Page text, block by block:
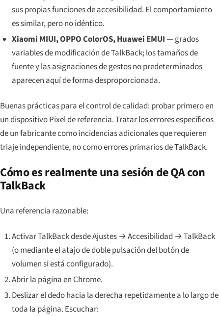
sus propias funciones de accesibilidad. El comportamiento
es similar, pero no idéntico.
Xiaomi MIUI, OPPO ColorOS, Huawei EMUI— grados
variables de modificación de TalkBack; los tamaños de
fuente y las asignaciones de gestos no predeterminados
aparecen aquí de forma desproporcionada.
Buenas prácticas para el control de calidad: probar primero en
un dispositivo Pixel de referencia. Tratar los errores específicos
de un fabricante como incidencias adicionales que requieren
triaje independiente, no como errores primarios de TalkBack.
Cómo es realmente una sesión de QA con
TalkBack
Una referencia razonable:
Activar TalkBack desde Ajustes → Accesibilidad → TalkBack
(o mediante el atajo de doble pulsación del botón de
volumen si está configurado).
Abrir la página en Chrome.
Deslizar el dedo hacia la derecha repetidamente a lo largo de
toda la página. Escuchar: